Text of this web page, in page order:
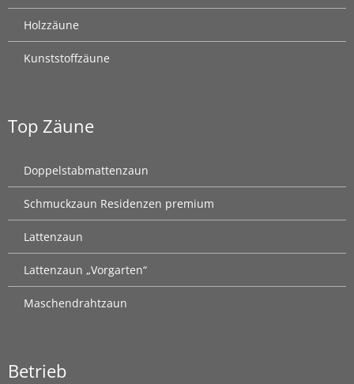
Holzzäune
Kunststoffzäune
Top Zäune
Doppelstabmattenzaun
Schmuckzaun Residenzen premium
Lattenzaun
Lattenzaun „Vorgarten“
Maschendrahtzaun
Betrieb